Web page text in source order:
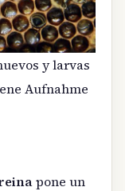
y larvas
Aufnahme
pone un